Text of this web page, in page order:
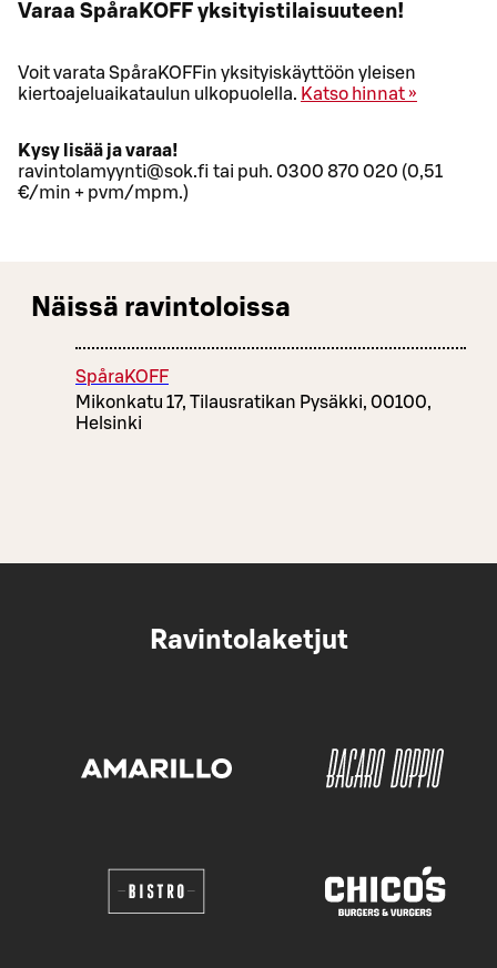
Varaa SpåraKOFF yksityistilaisuuteen!
Voit varata SpåraKOFFin yksityiskäyttöön yleisen
kiertoajeluaikataulun ulkopuolella. Katso hinnat »
Kysy lisää ja varaa!
ravintolamyynti@sok.fi tai puh. 0300 870 020 (0,51
€/min + pvm/mpm.)
Näissä ravintoloissa
SpåraKOFF
Mikonkatu 17, Tilausratikan Pysäkki, 00100,
Helsinki
Ravintolaketjut